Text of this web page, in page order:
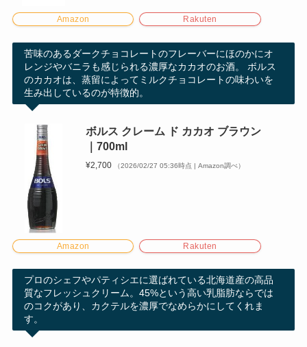
Amazon Rakuten
苦味のあるダークチョコレートのフレーバーにほのかにオ
レンジやバニラも感じられる濃厚なカカオのお酒。 ボルス
のカカオは、蒸留によってミルクチョコレートの味わいを
生み出しているのが特徴的。
ボルス クレーム ド カカオ ブラウン
｜700ml
¥2,700 （2026/02/27 05:36時点 | Amazon調べ）
Amazon Rakuten
プロのシェフやパティシエに選ばれている北海道産の高品
質なフレッシュクリーム。45%という高い乳脂肪ならでは
のコクがあり、カクテルを濃厚でなめらかにしてくれま
す。